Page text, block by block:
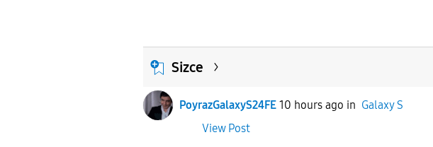
Sizce
PoyrazGalaxyS24FE 10 hours ago in Galaxy S
View Post